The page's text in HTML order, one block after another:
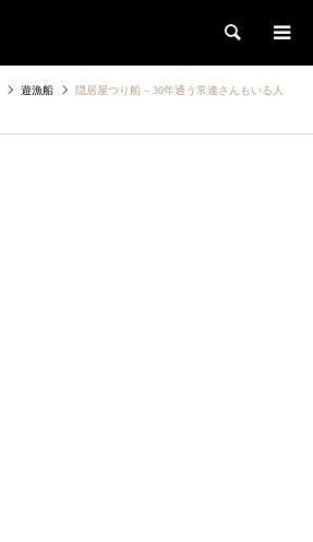
検索
遊漁船
隠居屋つり船 – ​30年通う常連さんもいる人